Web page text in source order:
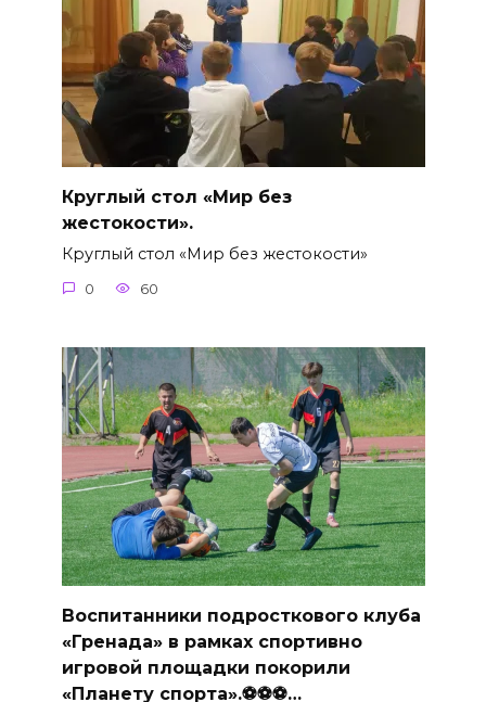
Круглый стол «Мир без
жестокости».
Круглый стол «Мир без жестокости»
0 60
Воспитанники подросткового клуба
«Гренада» в рамках спортивно
игровой площадки покорили
«Планету спорта».⚽⚽⚽…